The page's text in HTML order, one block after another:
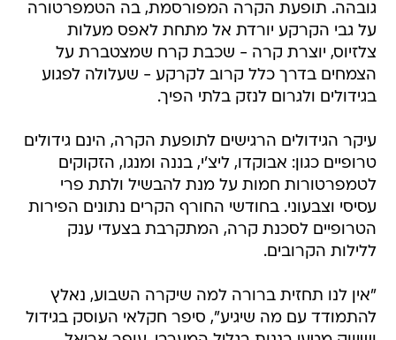
גובהה. תופעת הקרה המפורסמת, בה הטמפרטורה
על גבי הקרקע יורדת אל מתחת לאפס מעלות
צלזיוס, יוצרת קרה - שכבת קרח שמצטברת על
הצמחים בדרך כלל קרוב לקרקע - שעלולה לפגוע
בגידולים ולגרום לנזק בלתי הפיך.
עיקר הגידולים הרגישים לתופעת הקרה, הינם גידולים
טרופיים כגון: אבוקדו, ליצ'י, בננה ומנגו, הזקוקים
לטמפרטורות חמות על מנת להבשיל ולתת פרי
עסיסי וצבעוני. בחודשי החורף הקרים נתונים הפירות
הטרופיים לסכנת קרה, המתקרבת בצעדי ענק
ללילות הקרובים.
"אין לנו תחזית ברורה למה שיקרה השבוע, נאלץ
להתמודד עם מה שיגיע", סיפר חקלאי העוסק בגידול